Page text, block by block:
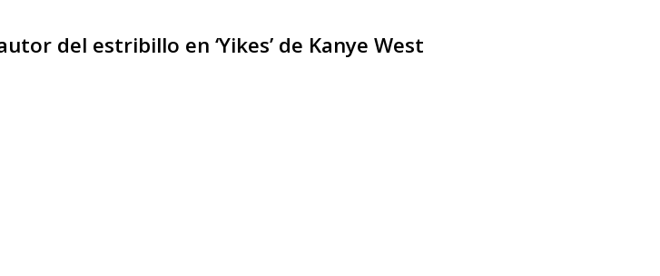
del estribillo en ‘Yikes’ de Kanye West